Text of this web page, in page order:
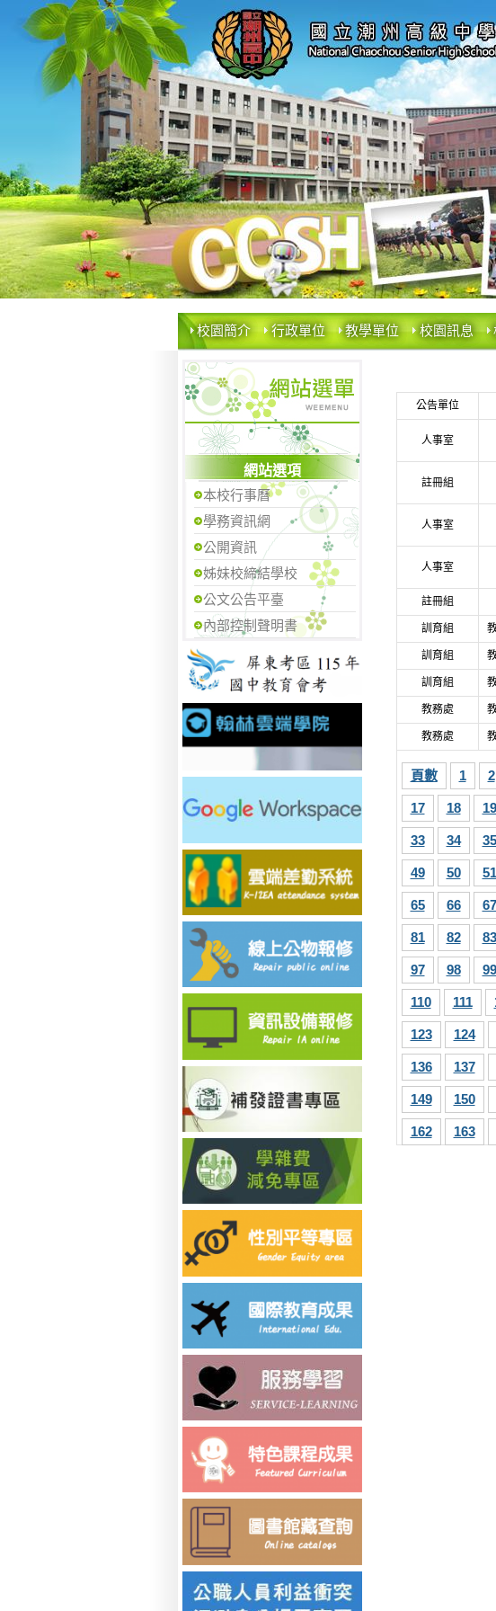
校園簡介 行政單位 教學單位 校園訊息
網站選項
本校行事曆
學務資訊網
公開資訊
姊妹校締結學校
公文公告平臺
內部控制聲明書
公告單位
人事室
註冊組
人事室
人事室
註冊組
訓育組
訓育組
訓育組
教務處
教務處
頁數 1 2
17 18 19
33 34 35
49 50 51
65 66 67
81 82 83
97 98 99
110 111
123 124
136 137
149 150
162 163